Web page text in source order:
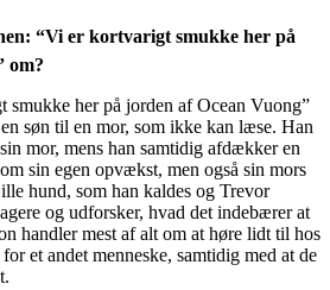
“Vi er kortvarigt smukke her på
om?
smukke her på jorden af Ocean Vuong”
søn til en mor, som ikke kan læse. Han
mor, mens han samtidig afdækker en
sin egen opvækst, men også sin mors
hund, som han kaldes og Trevor
og udforsker, hvad det indebærer at
handler mest af alt om at høre lidt til hos
et andet menneske, samtidig med at de